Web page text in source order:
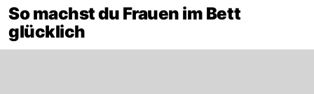
So machst du Frauen im Bett
glücklich